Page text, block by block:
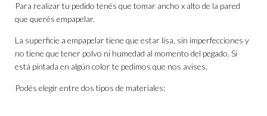
Para realizar tu pedido tenés que tomar ancho x alto de la pared
que querés empapelar.
La superficie a empapelar tiene que estar lisa, sin imperfecciones y
no tiene que tener polvo ni humedad al momento del pegado. Si
está pintada en algún color te pedimos que nos avises.
Podés elegir entre dos tipos de materiales: